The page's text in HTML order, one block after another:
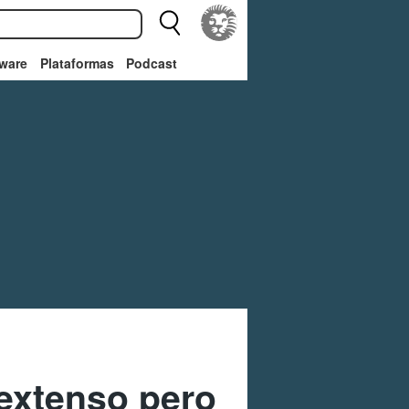
Plataformas Podcast
pero